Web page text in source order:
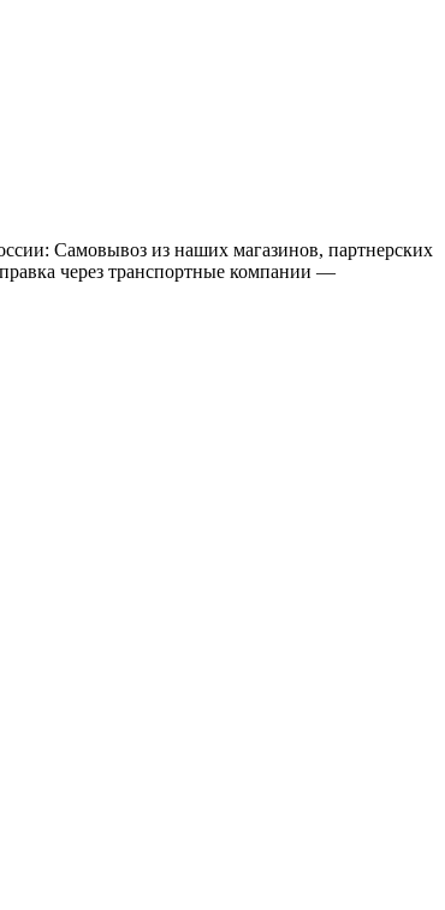
Самовывоз из наших магазинов, партнерских
через транспортные компании —